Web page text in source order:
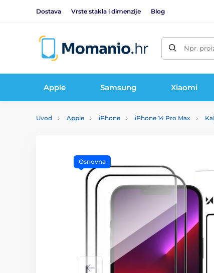
Dostava Vrste stakla i dimenzije Blog
Npr.
Apple Samsung Xiaomi
Uvod Apple iPhone iPhone 14 Pro Max
Osnovna